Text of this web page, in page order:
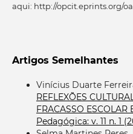
aqui: http://opcit.eprints.org/
Artigos Semelhantes
Vinícius Duarte
REFLEXÕES
FRACASSO ESCOLAR
Pedagógica: v. 11 n. 1